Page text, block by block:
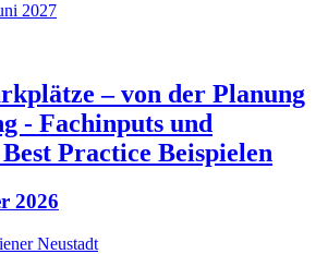
2027
– von der Planung
- Fachinputs und
Practice Beispielen
2026
Neustadt